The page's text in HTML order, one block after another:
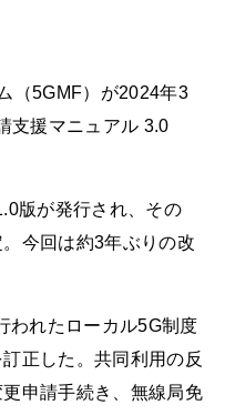
（5GMF）が2024年3
支援マニュアル 3.0
版が発行され、その
今回は約3年ぶりの改
われたローカル5G制度
正した。共同利用の反
申請手続き、無線局免